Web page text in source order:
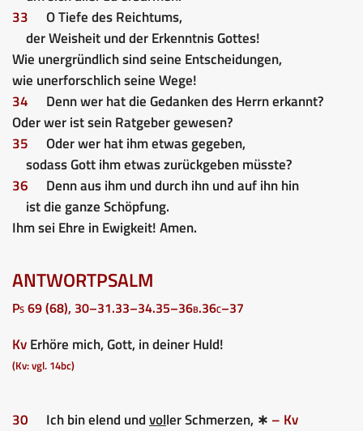
33
O Tiefe des Reichtums,
der Weisheit und der Erkenntnis Gottes!
Wie unergründlich sind seine Entscheidungen,
wie unerforschlich seine Wege!
34
Denn wer hat die Gedanken des Herrn erkannt?
Oder wer ist sein Ratgeber gewesen?
35
Oder wer hat ihm etwas gegeben,
sodass Gott ihm etwas zurückgeben müsste?
36
Denn aus ihm und durch ihn und auf ihn hin
ist die ganze Schöpfung.
Ihm sei Ehre in Ewigkeit! Amen.
ANTWORTPSALM
Ps 69 (68), 30–31.33–34.35–36b.36c–37
KvErhöre mich, Gott, in deiner Huld!
(Kv: vgl. 14bc)
30 Ich bin elend undvoller Schmerzen, ∗ – Kv